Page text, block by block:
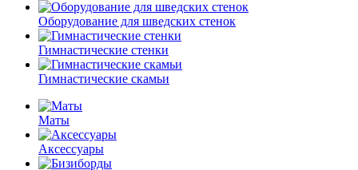
Оборудование для шведских стенок
Гимнастические стенки
Гимнастические скамьи
Маты
Аксессуары